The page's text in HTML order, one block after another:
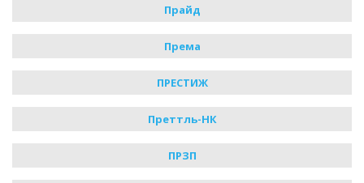
Прайд
Према
ПРЕСТИЖ
Преттль-НК
ПРЗП